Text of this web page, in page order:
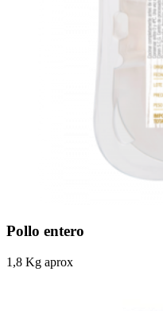
Pollo entero
1,8 Kg aprox